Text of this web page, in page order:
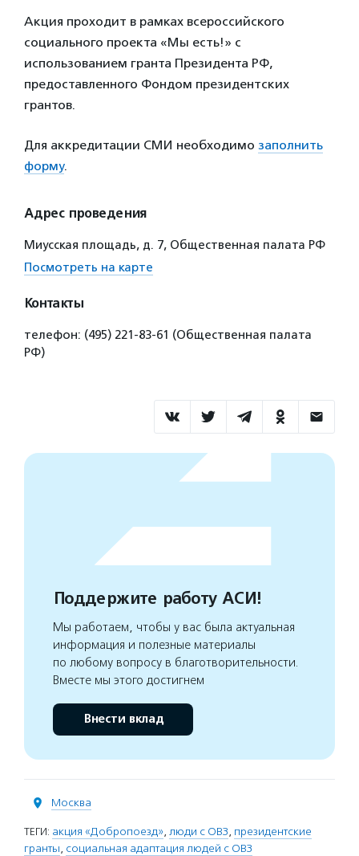
Акция проходит в рамках всероссийского
социального проекта «Мы есть!» с
использованием гранта Президента РФ,
предоставленного Фондом президентских
грантов.
Для аккредитации СМИ необходимо заполнить
форму.
Адрес проведения
Миусская площадь, д. 7, Общественная палата РФ
Посмотреть на карте
Контакты
телефон: (495) 221-83-61 (Общественная палата
РФ)
Поддержите работу АСИ!
Мы работаем, чтобы у вас была актуальная
информация и полезные материалы
по любому вопросу в благотворительности.
Вместе мы этого достигнем
Внести вклад
Москва
ТЕГИ: акция «Добропоезд», люди с ОВЗ, президентские
гранты, социальная адаптация людей с ОВЗ